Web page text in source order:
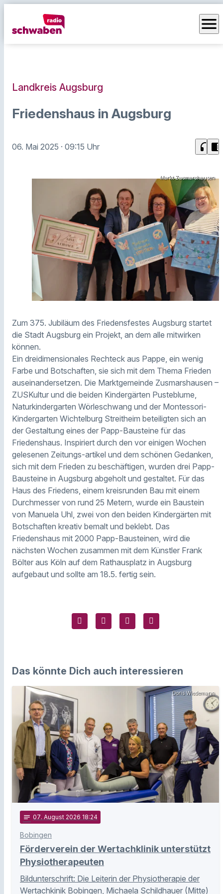
menu
Landkreis Augsburg
Friedenshaus in Augsburg
06. Mai 2025 · 09:15 Uhr headphones chrome_reader_mode
Markt Zusmarshausen
Zum 375. Jubiläum des Friedensfestes Augsburg startet
die Stadt Augsburg ein Projekt, an dem alle mitwirken
können.
Ein dreidimensionales Rechteck aus Pappe, ein wenig
Farbe und Botschaften, sie sich mit dem Thema Frieden
auseinandersetzen. Die Marktgemeinde Zusmarshausen –
ZUSKultur und die beiden Kindergärten Pusteblume,
Naturkindergarten Wörleschwang und der Montessori-
Kindergarten Wichtelburg Streitheim beteiligten sich an
der Gestaltung eines der Papp-Bausteine für das
Friedenshaus. Inspiriert durch den vor einigen Wochen
gelesenen Zeitungs-artikel und dem schönen Gedanken,
sich mit dem Frieden zu beschäftigen, wurden drei Papp-
Bausteine in Augsburg abgeholt und gestaltet. Für das
Haus des Friedens, einem kreisrunden Bau mit einem
Durchmesser von rund 25 Metern, wurde ein Baustein
von Manuela Uhl, zwei von den beiden Kindergärten mit
Botschaften kreativ bemalt und beklebt. Das
Friedenshaus mit 2000 Papp-Bausteinen, wird die
nächsten Wochen zusammen mit dem Künstler Frank
Bölter aus Köln auf dem Rathausplatz in Augsburg
aufgebaut und sollte am 18.5. fertig sein.
Das könnte Dich auch interessieren
Doris Wiedemann
notes 07. August 2026 18:24
Bobingen
Förderverein der Wertachklinik unterstützt
Physiotherapeuten
Bildunterschrift: Die Leiterin der Physiotherapie der
Wertachkinik Bobingen, Michaela Schildhauer (Mitte)